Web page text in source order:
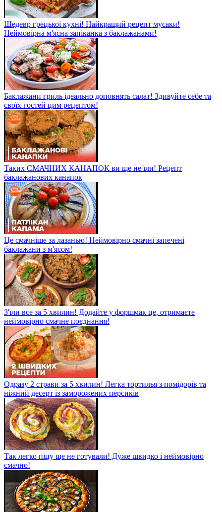
Шедевр грецької кухні! Найкращий рецепт мусаки!
Неймовірна м'ясна запіканка з баклажанами!
Баклажани гриль ідеально доповнять салат! Здивуйте себе та
своїх гостей цим рецептом!
Таких СМАЧНИХ КАНАПОК ви ще не їли! Рецепт
баклажанових канапок
Це смачніше за лазанью! Неймовірно смачні запечені
баклажани з м'ясом!
З'їли все за 5 хвилин! Додайте у форшмак це, отримаєте
неймовірно смачне поєднання!
Одразу 2 страви за 5 хвилин! Легка тортилья з помідорів та
ніжний десерт із заморожених персиків
Так легко піцу ще не готували! Дуже швидко і неймовірно
смачно!